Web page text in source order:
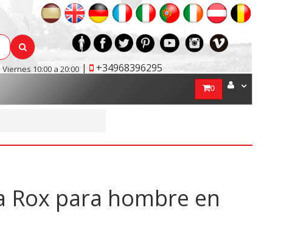
10:00 a 20:00 | +34968396295
0
Rox para hombre en